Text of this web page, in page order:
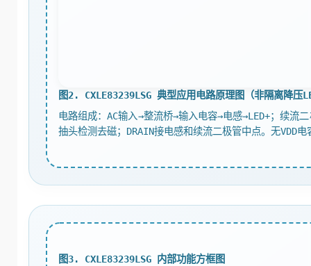
图2. CXLE83239LSG 典型应用电路原理图（非隔离降压
电路组成：AC输入→整流桥→输入电容→电感→LED+；续流
抽头检测去磁；DRAIN接电感和续流二极管中点。无VDD电
图3. CXLE83239LSG 内部功能方框图